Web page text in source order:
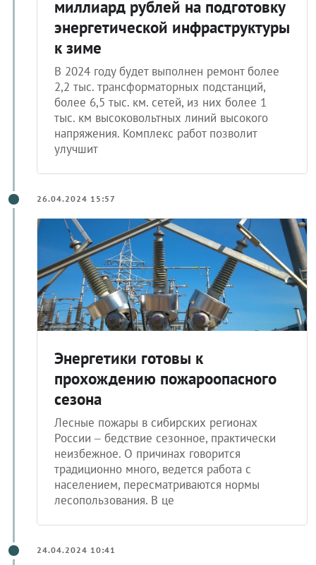
миллиард рублей на подготовку
энергетической инфраструктуры
к зиме
В 2024 году будет выполнен ремонт более
2,2 тыс. трансформаторных подстанций,
более 6,5 тыс. км. сетей, из них более 1
тыс. км высоковольтных линий высокого
напряжения. Комплекс работ позволит
улучшит
26.04.2024 15:57
Энергетики готовы к
прохождению пожароопасного
сезона
Лесные пожары в сибирских регионах
России – бедствие сезонное, практически
неизбежное. О причинах говорится
традиционно много, ведется работа с
населением, пересматриваются нормы
лесопользования. В це
24.04.2024 10:41